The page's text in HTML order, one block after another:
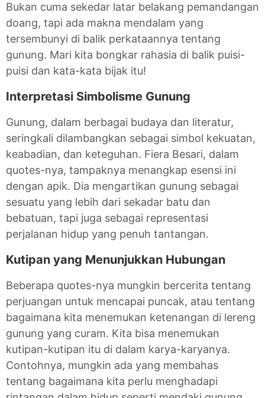
Bukan cuma sekedar latar belakang pemandangan
doang, tapi ada makna mendalam yang
tersembunyi di balik perkataannya tentang
gunung. Mari kita bongkar rahasia di balik puisi-
puisi dan kata-kata bijak itu!
Interpretasi Simbolisme Gunung
Gunung, dalam berbagai budaya dan literatur,
seringkali dilambangkan sebagai simbol kekuatan,
keabadian, dan keteguhan. Fiera Besari, dalam
quotes-nya, tampaknya menangkap esensi ini
dengan apik. Dia mengartikan gunung sebagai
sesuatu yang lebih dari sekadar batu dan
bebatuan, tapi juga sebagai representasi
perjalanan hidup yang penuh tantangan.
Kutipan yang Menunjukkan Hubungan
Beberapa quotes-nya mungkin bercerita tentang
perjuangan untuk mencapai puncak, atau tentang
bagaimana kita menemukan ketenangan di lereng
gunung yang curam. Kita bisa menemukan
kutipan-kutipan itu di dalam karya-karyanya.
Contohnya, mungkin ada yang membahas
tentang bagaimana kita perlu menghadapi